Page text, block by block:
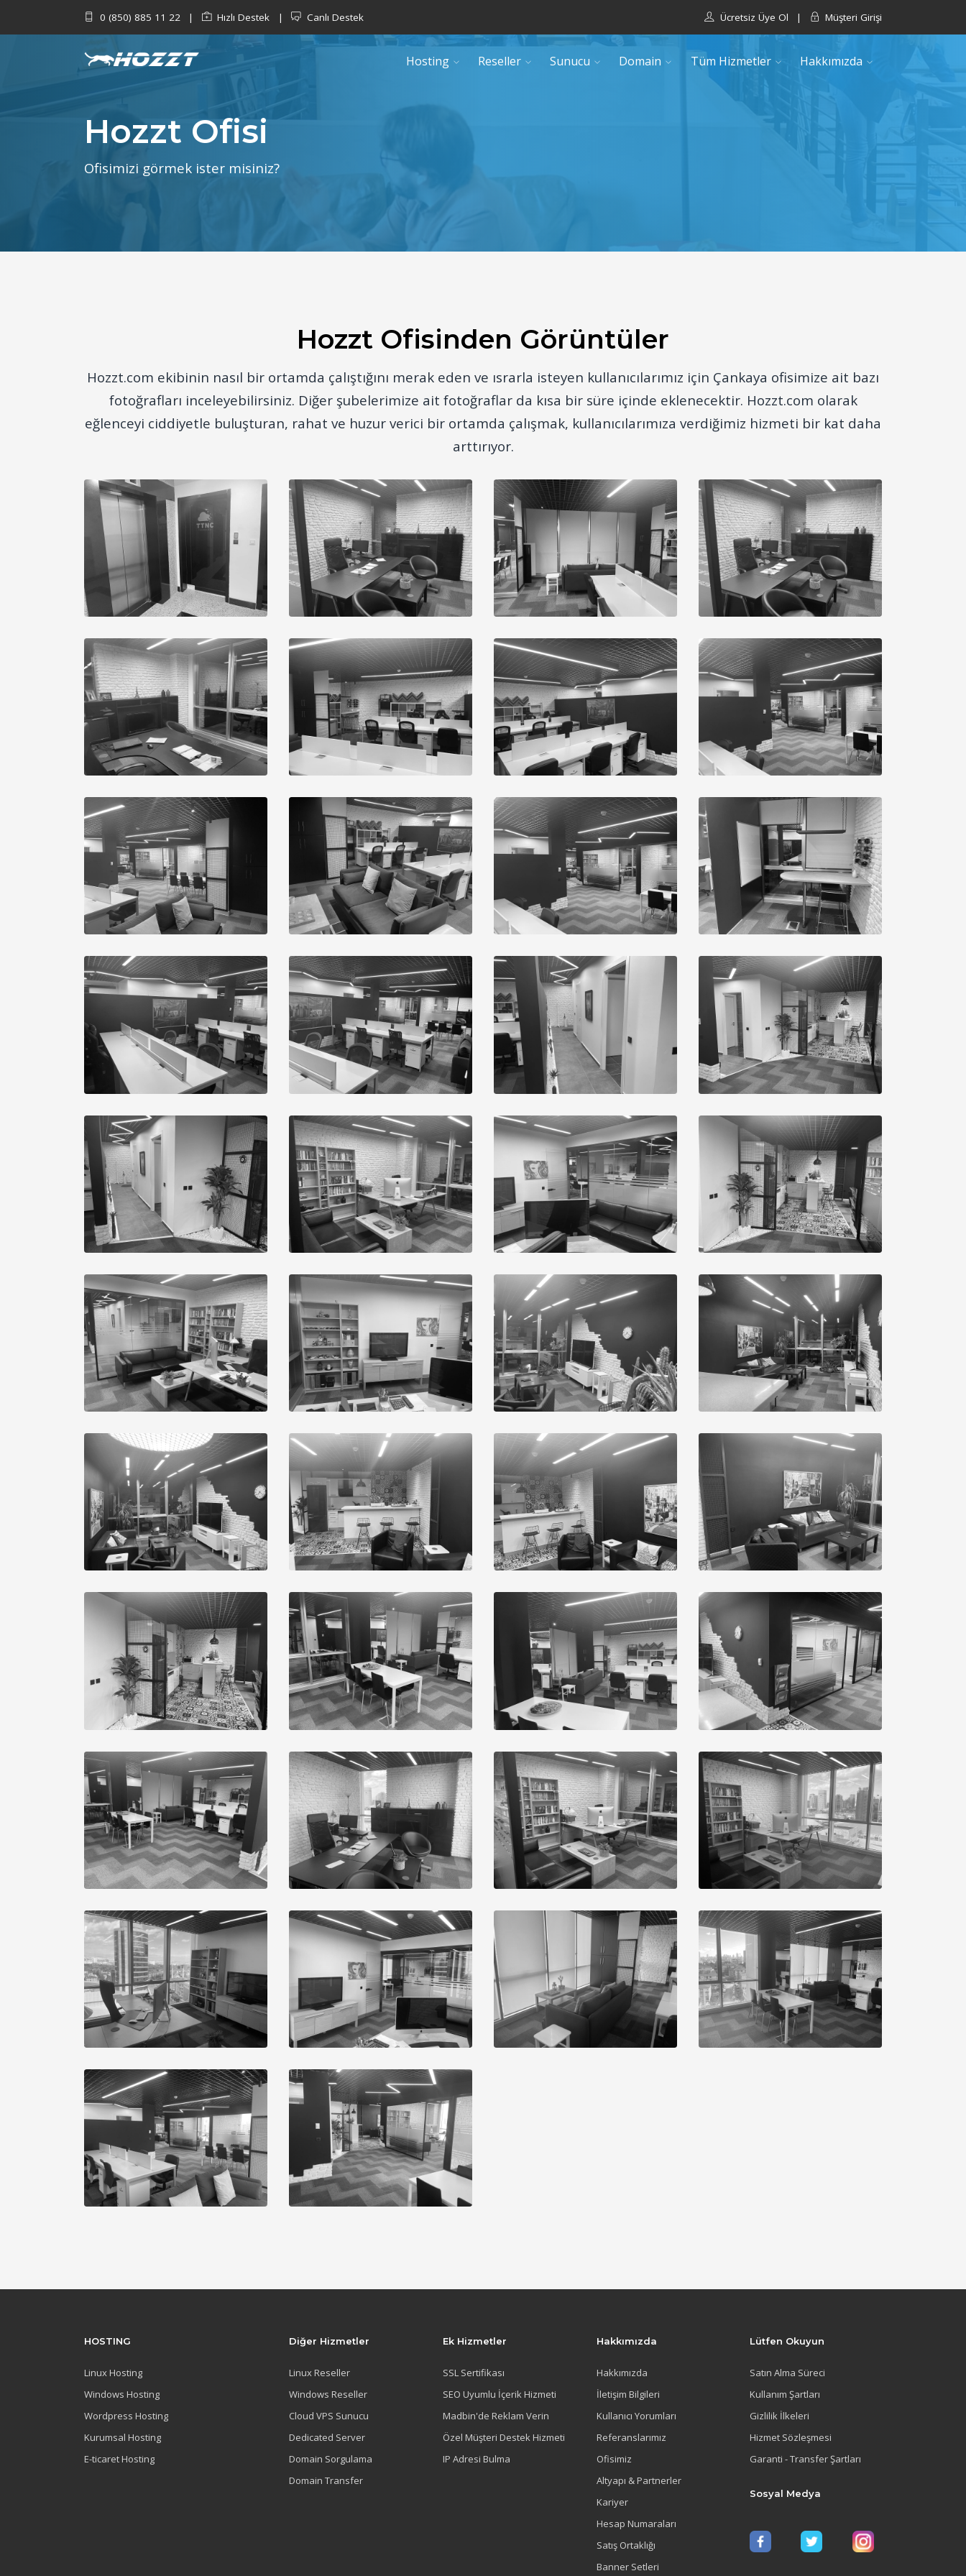
0 (850) 885 11 22 | Hızlı Destek | Canlı Destek Ücretsiz Üye Ol | Müşteri Girişi
Hosting Reseller Sunucu Domain Tüm Hizmetler Hakkımızda
Hozzt Ofisi
Ofisimizi görmek ister misiniz?
Hozzt Ofisinden Görüntüler
Hozzt.com ekibinin nasıl bir ortamda çalıştığını merak eden ve ısrarla isteyen kullanıcılarımız için Çankaya ofisimize ait bazı
fotoğrafları inceleyebilirsiniz. Diğer şubelerimize ait fotoğraflar da kısa bir süre içinde eklenecektir. Hozzt.com olarak
eğlenceyi ciddiyetle buluşturan, rahat ve huzur verici bir ortamda çalışmak, kullanıcılarımıza verdiğimiz hizmeti bir kat daha
arttırıyor.
HOSTING
Linux Hosting
Windows Hosting
Wordpress Hosting
Kurumsal Hosting
E-ticaret Hosting
Diğer Hizmetler
Linux Reseller
Windows Reseller
Cloud VPS Sunucu
Dedicated Server
Domain Sorgulama
Domain Transfer
Ek Hizmetler
SSL Sertifikası
SEO Uyumlu İçerik Hizmeti
Madbin'de Reklam Verin
Özel Müşteri Destek Hizmeti
IP Adresi Bulma
Hakkımızda
Hakkımızda
İletişim Bilgileri
Kullanıcı Yorumları
Referanslarımız
Ofisimiz
Altyapı & Partnerler
Kariyer
Hesap Numaraları
Satış Ortaklığı
Banner Setleri
Lütfen Okuyun
Satın Alma Süreci
Kullanım Şartları
Gizlilik İlkeleri
Hizmet Sözleşmesi
Garanti - Transfer Şartları
Sosyal Medya